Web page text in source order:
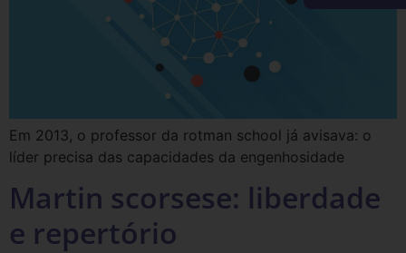
Em 2013, o professor da rotman school já avisava: o
líder precisa das capacidades da engenhosidade
Martin scorsese: liberdade
e repertório